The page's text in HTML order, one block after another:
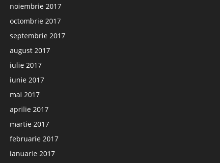
noiembrie 2017
octombrie 2017
septembrie 2017
august 2017
iulie 2017
iunie 2017
mai 2017
aprilie 2017
martie 2017
februarie 2017
ianuarie 2017